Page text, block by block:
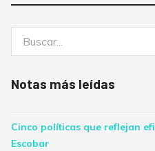
Notas más leídas
Cinco políticas que reflejan
Escobar